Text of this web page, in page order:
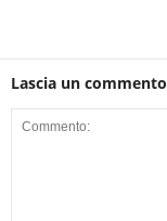
Lascia un commento